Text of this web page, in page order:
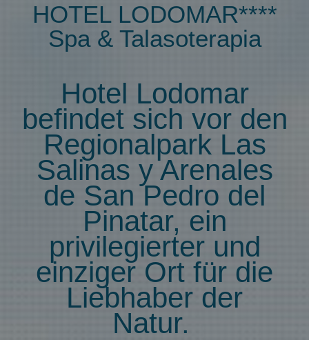
HOTEL LODOMAR****
Spa & Talasoterapia
Hotel Lodomar
befindet sich vor den
Regionalpark Las
Salinas y Arenales
de San Pedro del
Pinatar, ein
privilegierter und
einziger Ort für die
Liebhaber der
Natur.